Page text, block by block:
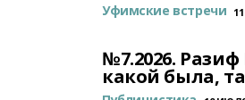
Уфимские встречи
№7.2026.
какой была,